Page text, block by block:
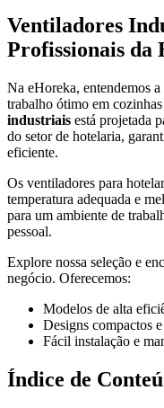
Ventiladores
Profissionais da
Na eHoreka, entendemos
trabalho ótimo em
industriais está projetada
do setor de hotelaria,
eficiente.
Os ventiladores para
temperatura adequada e
para um ambiente de
pessoal.
Explore nossa seleção e
negócio. Oferecemos:
Modelos de alta
Designs compactos
Fácil instalação e
Índice de